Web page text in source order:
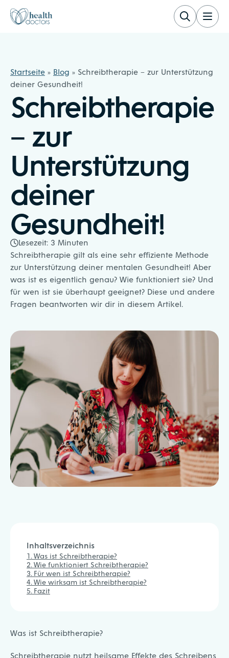
Healthdoctors
Startseite » Blog » Schreibtherapie – zur Unterstützung
deiner Gesundheit!
Schreibtherapie
– zur
Unterstützung
deiner
Gesundheit!
Lesezeit: 3 Minuten
Schreibtherapie gilt als eine sehr effiziente Methode
zur Unterstützung deiner mentalen Gesundheit! Aber
was ist es eigentlich genau? Wie funktioniert sie? Und
für wen ist sie überhaupt geeignet? Diese und andere
Fragen beantworten wir dir in diesem Artikel.
Inhaltsverzeichnis
Was ist Schreibtherapie?
Wie funktioniert Schreibtherapie?
Für wen ist Schreibtherapie?
Wie wirksam ist Schreibtherapie?
Fazit
Was ist Schreibtherapie?
Schreibtherapie nutzt heilsame Effekte des Schreibens